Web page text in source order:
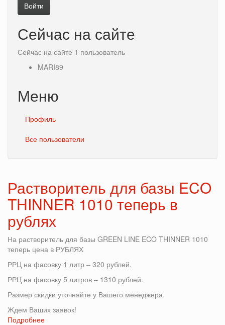
Войти
Сейчас на сайте
Сейчас на сайте 1 пользователь
MARI89
Меню
Профиль
Все пользователи
Растворитель для базы ECO
THINNER 1010 теперь в
рублях
На растворитель для базы GREEN LINE ECO THINNER 1010
теперь цена в РУБЛЯХ
РРЦ на фасовку 1 литр – 320 рублей.
РРЦ на фасовку 5 литров – 1310 рублей.
Размер скидки уточняйте у Вашего менеджера.
Ждем Ваших заявок!
Подробнее